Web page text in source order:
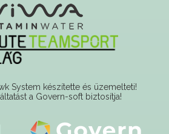
System készítette és üzemelteti!